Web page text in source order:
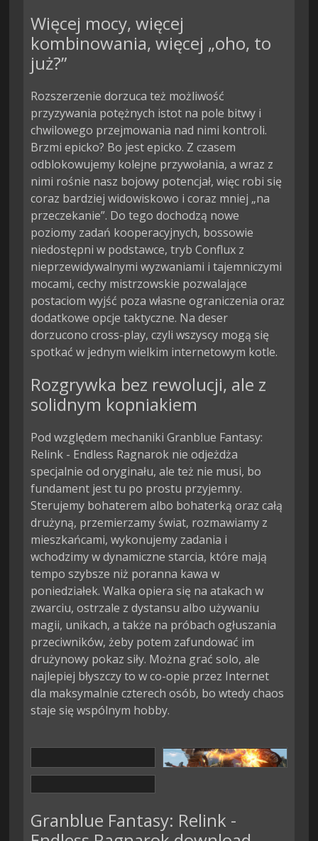
Więcej mocy, więcej
kombinowania, więcej „oho, to
już?”
Rozszerzenie dorzuca też możliwość
przyzywania potężnych istot na pole bitwy i
chwilowego przejmowania nad nimi kontroli.
Brzmi epicko? Bo jest epicko. Z czasem
odblokowujemy kolejne przywołania, a wraz z
nimi rośnie nasz bojowy potencjał, więc robi się
coraz bardziej widowiskowo i coraz mniej „na
przeczekanie”. Do tego dochodzą nowe
poziomy zadań kooperacyjnych, bossowie
niedostępni w podstawce, tryb Conflux z
nieprzewidywalnymi wyzwaniami i tajemniczymi
mocami, cechy mistrzowskie pozwalające
postaciom wyjść poza własne ograniczenia oraz
dodatkowe opcje taktyczne. Na deser
dorzucono cross-play, czyli wszyscy mogą się
spotkać w jednym wielkim internetowym kotle.
Rozgrywka bez rewolucji, ale z
solidnym kopniakiem
Pod względem mechaniki Granblue Fantasy:
Relink - Endless Ragnarok nie odjeżdża
specjalnie od oryginału, ale też nie musi, bo
fundament jest tu po prostu przyjemny.
Sterujemy bohaterem albo bohaterką oraz całą
drużyną, przemierzamy świat, rozmawiamy z
mieszkańcami, wykonujemy zadania i
wchodzimy w dynamiczne starcia, które mają
tempo szybsze niż poranna kawa w
poniedziałek. Walka opiera się na atakach w
zwarciu, ostrzale z dystansu albo używaniu
magii, unikach, a także na próbach ogłuszania
przeciwników, żeby potem zafundować im
drużynowy pokaz siły. Można grać solo, ale
najlepiej błyszczy to w co-opie przez Internet
dla maksymalnie czterech osób, bo wtedy chaos
staje się wspólnym hobby.
Granblue Fantasy: Relink -